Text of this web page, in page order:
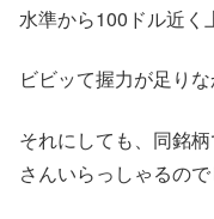
水準から100ドル近く
ビビッて握力が足りな
それにしても、同銘
さんいらっしゃるので